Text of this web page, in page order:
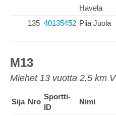
Havela
135 40135452 Piia Juola
M13
Miehet 13 vuotta 2.5 km V
Sija Nro
Sportti-
ID
Nimi